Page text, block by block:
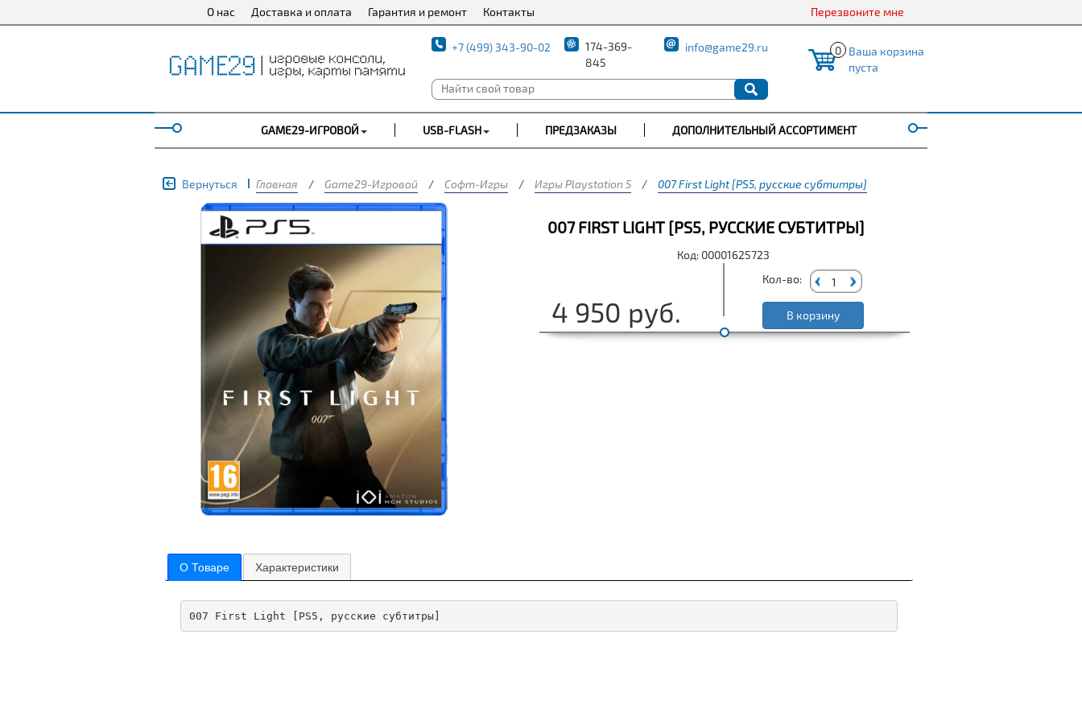
О нас Доставка и оплата Гарантия и ремонт Контакты Перезвоните мне
+7 (499) 343-90-02
174-369-
845
info@game29.ru 0 Ваша корзина
пуста
GAME29-ИГРОВОЙ USB-FLASH ПРЕДЗАКАЗЫ ДОПОЛНИТЕЛЬНЫЙ АССОРТИМЕНТ
Вернуться Главная / Game29-Игровой / Софт-Игры / Игры Playstation 5 / 007 First Light [PS5, русские субтитры]
007 FIRST LIGHT [PS5, РУССКИЕ СУБТИТРЫ]
Код: 00001625723
4 950 руб.
Кол-во:
В корзину
О Товаре Характеристики
007 First Light [PS5, русские субтитры]